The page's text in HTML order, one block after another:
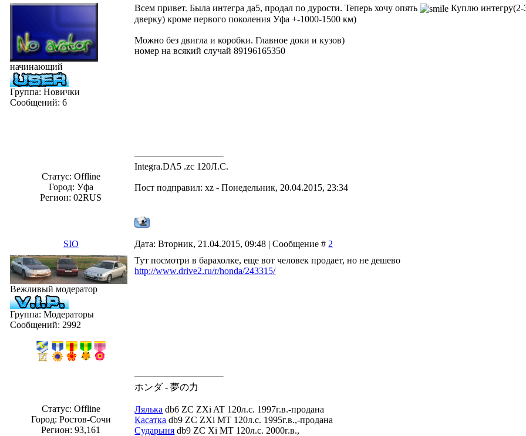
начинающий
Группа: Новички
Сообщений:6
Статус: Offline
Город: Уфа
Регион: 02RUS
Всем привет. Была интегра да5, продал по дурости. Теперь хочу опять
Куплю интегру(2-
дверку) кроме первого поколения Уфа +-1000-1500 км)
Можно без двигла и коробки. Главное доки и кузов)
номер на всякий случай 89196165350
Integra.DA5 .zc 120Л.С.
Пост подправил:xz -Понедельник, 20.04.2015, 23:34
SIO Дата: Вторник, 21.04.2015, 09:48 | Сообщение # 2
Вежливый модератор
Группа: Модераторы
Сообщений: 2992
Статус: Offline
Город: Ростов-Сочи
Регион: 93,161
Тут посмотри в барахолке, еще вот человек продает, но не дешево
http://www.drive2.ru/r/honda/243315/
ホンダ - 夢の力
Лялька db6 ZC ZXi AT 120л.с. 1997г.в.-продана
Касатка db9 ZC ZXi MT 120л.с. 1995г.в.,-продана
Сударыня db9 ZC Xi MT 120л.с. 2000г.в.,